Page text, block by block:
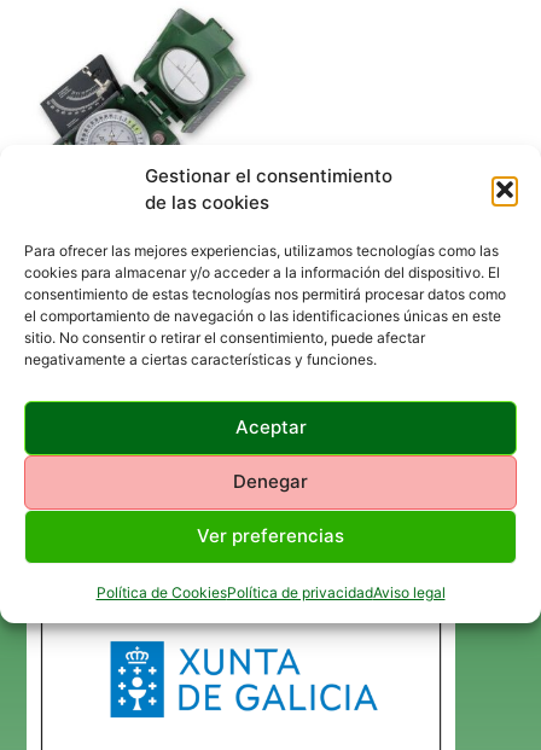
Gestionar el consentimiento
de las cookies
Para ofrecer las mejores experiencias, utilizamos tecnologías como las
cookies para almacenar y/o acceder a la información del dispositivo. El
consentimiento de estas tecnologías nos permitirá procesar datos como
el comportamiento de navegación o las identificaciones únicas en este
sitio. No consentir o retirar el consentimiento, puede afectar
negativamente a ciertas características y funciones.
Aceptar
Denegar
Ver preferencias
Política de CookiesPolítica de privacidadAviso legal
Compás Konus STAR-11
32,00€ IVA INCLUIDO
Añadir al carrito